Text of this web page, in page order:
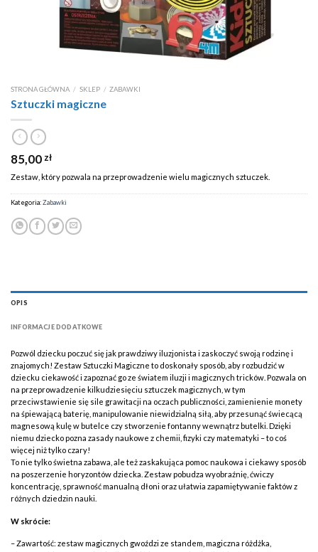
STRONA GŁÓWNA / SKLEP / ZABAWKI
Sztuczki magiczne
85,00 zł
Zestaw, który pozwala na przeprowadzenie wielu magicznych sztuczek.
Kategoria:Zabawki
OPIS
INFORMACJE DODATKOWE
Pozwól dziecku poczuć się jak prawdziwy iluzjonista i zaskoczyć swoją rodzinę i
znajomych! Zestaw Sztuczki Magiczne to doskonały sposób, aby rozbudzić w
dziecku ciekawość i zapoznać go ze światem iluzji i magicznych tricków. Pozwala on
na przeprowadzenie kilkudziesięciu sztuczek magicznych, w tym
przeciwstawienie się sile grawitacji na oczach publiczności, zamienienie monety
na śpiewającą baterię, manipulowanie niewidzialną siłą, aby przesunąć świecącą
magnesową kulę w butelce czy stworzenie fontanny wewnątrz butelki. Dzięki
niemu dziecko pozna zasady naukowe z chemii, fizyki czy matematyki – to coś
więcej niż tylko czary!
To nie tylko świetna zabawa, ale też zaskakująca pomoc naukowa i ciekawy sposób
na poszerzenie horyzontów dziecka. Zestaw pobudza wyobraźnię, ćwiczy
koncentrację, sprawność manualną dłoni oraz ułatwia zapamiętywanie faktów z
różnych dziedzin nauki.
W skrócie:
– Zawartość: zestaw magicznych gwoździ ze standem, magiczna różdżka,